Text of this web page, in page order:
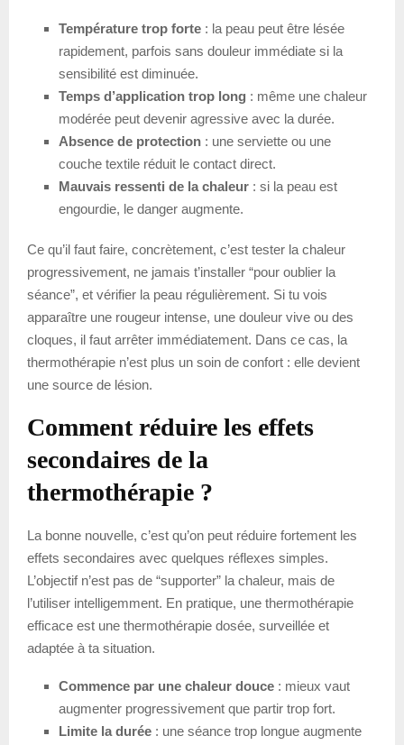
Température trop forte : la peau peut être lésée
rapidement, parfois sans douleur immédiate si la
sensibilité est diminuée.
Temps d’application trop long : même une chaleur
modérée peut devenir agressive avec la durée.
Absence de protection : une serviette ou une
couche textile réduit le contact direct.
Mauvais ressenti de la chaleur : si la peau est
engourdie, le danger augmente.
Ce qu’il faut faire, concrètement, c’est tester la chaleur
progressivement, ne jamais t’installer “pour oublier la
séance”, et vérifier la peau régulièrement. Si tu vois
apparaître une rougeur intense, une douleur vive ou des
cloques, il faut arrêter immédiatement. Dans ce cas, la
thermothérapie n’est plus un soin de confort : elle devient
une source de lésion.
Comment réduire les effets
secondaires de la
thermothérapie ?
La bonne nouvelle, c’est qu’on peut réduire fortement les
effets secondaires avec quelques réflexes simples.
L’objectif n’est pas de “supporter” la chaleur, mais de
l’utiliser intelligemment. En pratique, une thermothérapie
efficace est une thermothérapie dosée, surveillée et
adaptée à ta situation.
Commence par une chaleur douce : mieux vaut
augmenter progressivement que partir trop fort.
Limite la durée : une séance trop longue augmente